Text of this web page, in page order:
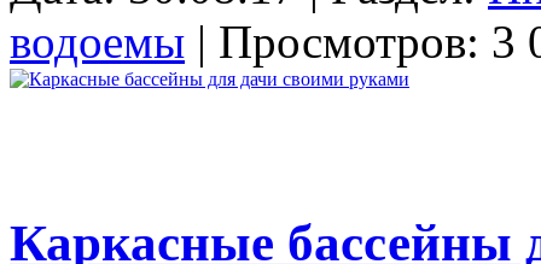
водоемы | Просмотров: 3
Каркасные бассейны